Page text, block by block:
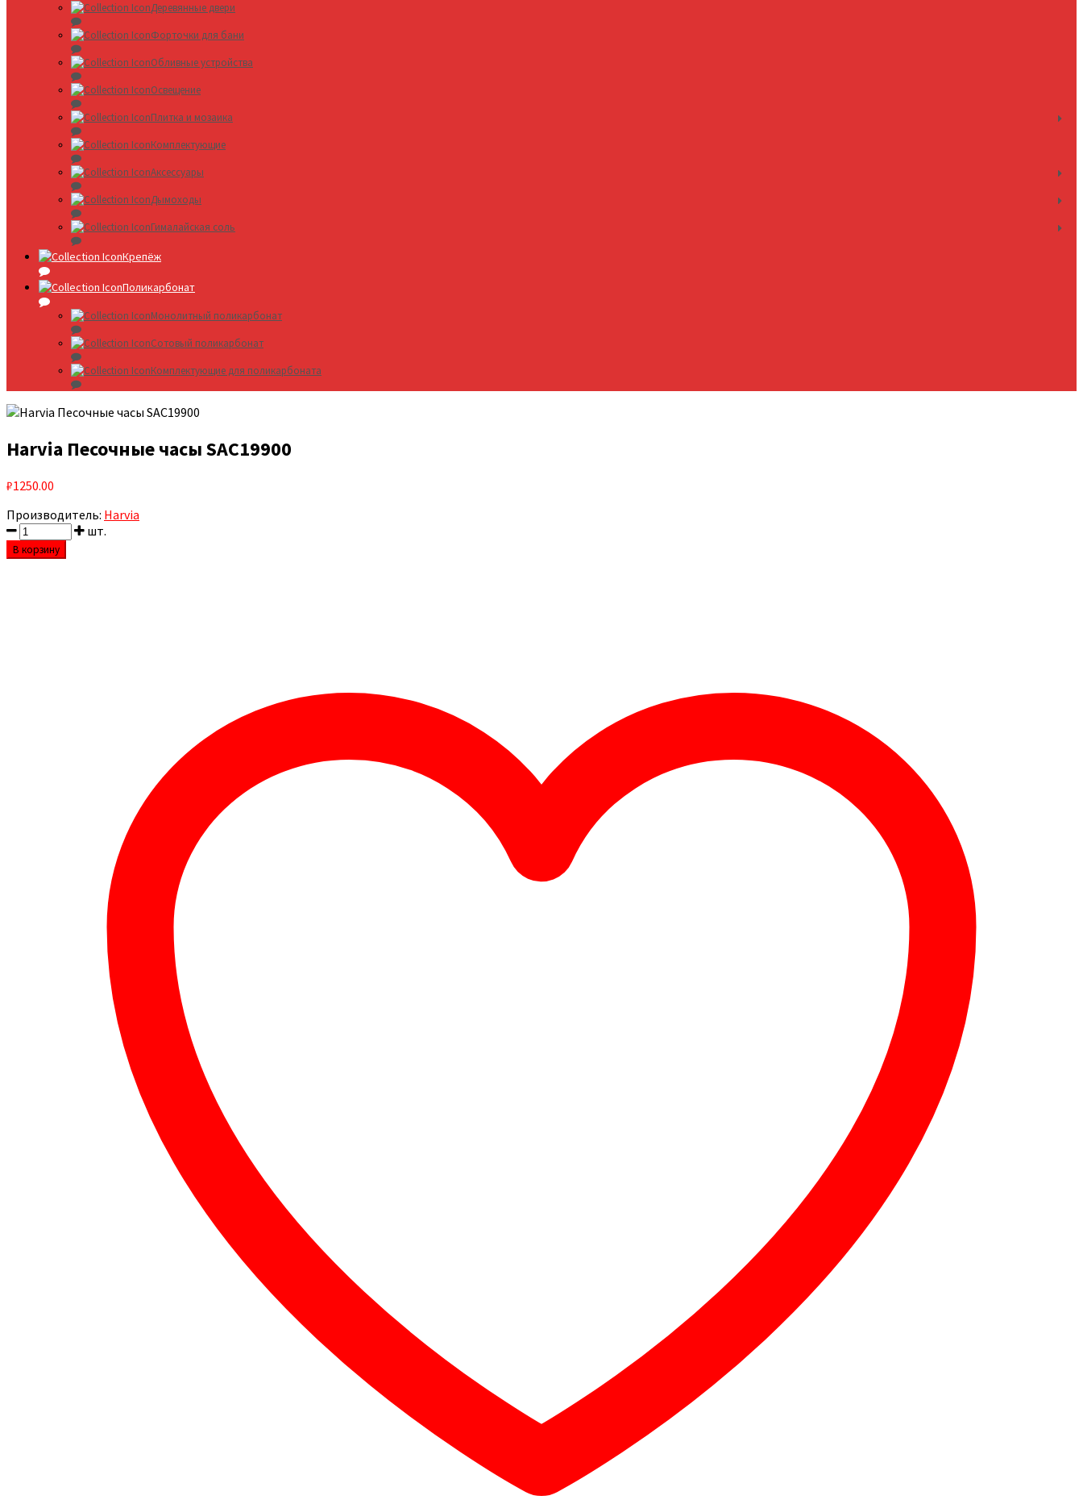
Деревянные двери
Форточки для бани
Обливные устройства
Освещение
Плитка и мозаика
Комплектующие
Аксессуары
Дымоходы
Гималайская соль
Крепёж
Поликарбонат
Монолитный поликарбонат
Сотовый поликарбонат
Комплектующие для поликарбоната
Harvia Песочные часы SAC19900
₽1250.00
Производитель: Harvia
шт.
В корзину